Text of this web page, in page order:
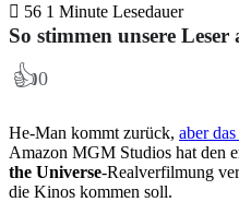
56 1 Minute Lesedauer
So stimmen unsere Leser
👍0
He-Man kommt zurück, aber
Amazon MGM Studios hat den
the Universe-Realverfilmung
die Kinos kommen soll.